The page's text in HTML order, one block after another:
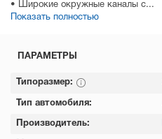
• Широкие окружные каналы с...
Показать полностью
ПАРАМЕТРЫ
Типоразмер:
Тип автомобиля:
Производитель: